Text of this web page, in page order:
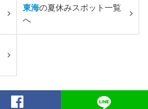
東海の夏休みスポット一覧
へ